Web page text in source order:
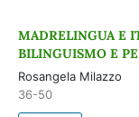
MADRELINGUA E
BILINGUISMO E
Rosangela Milazzo
36-50